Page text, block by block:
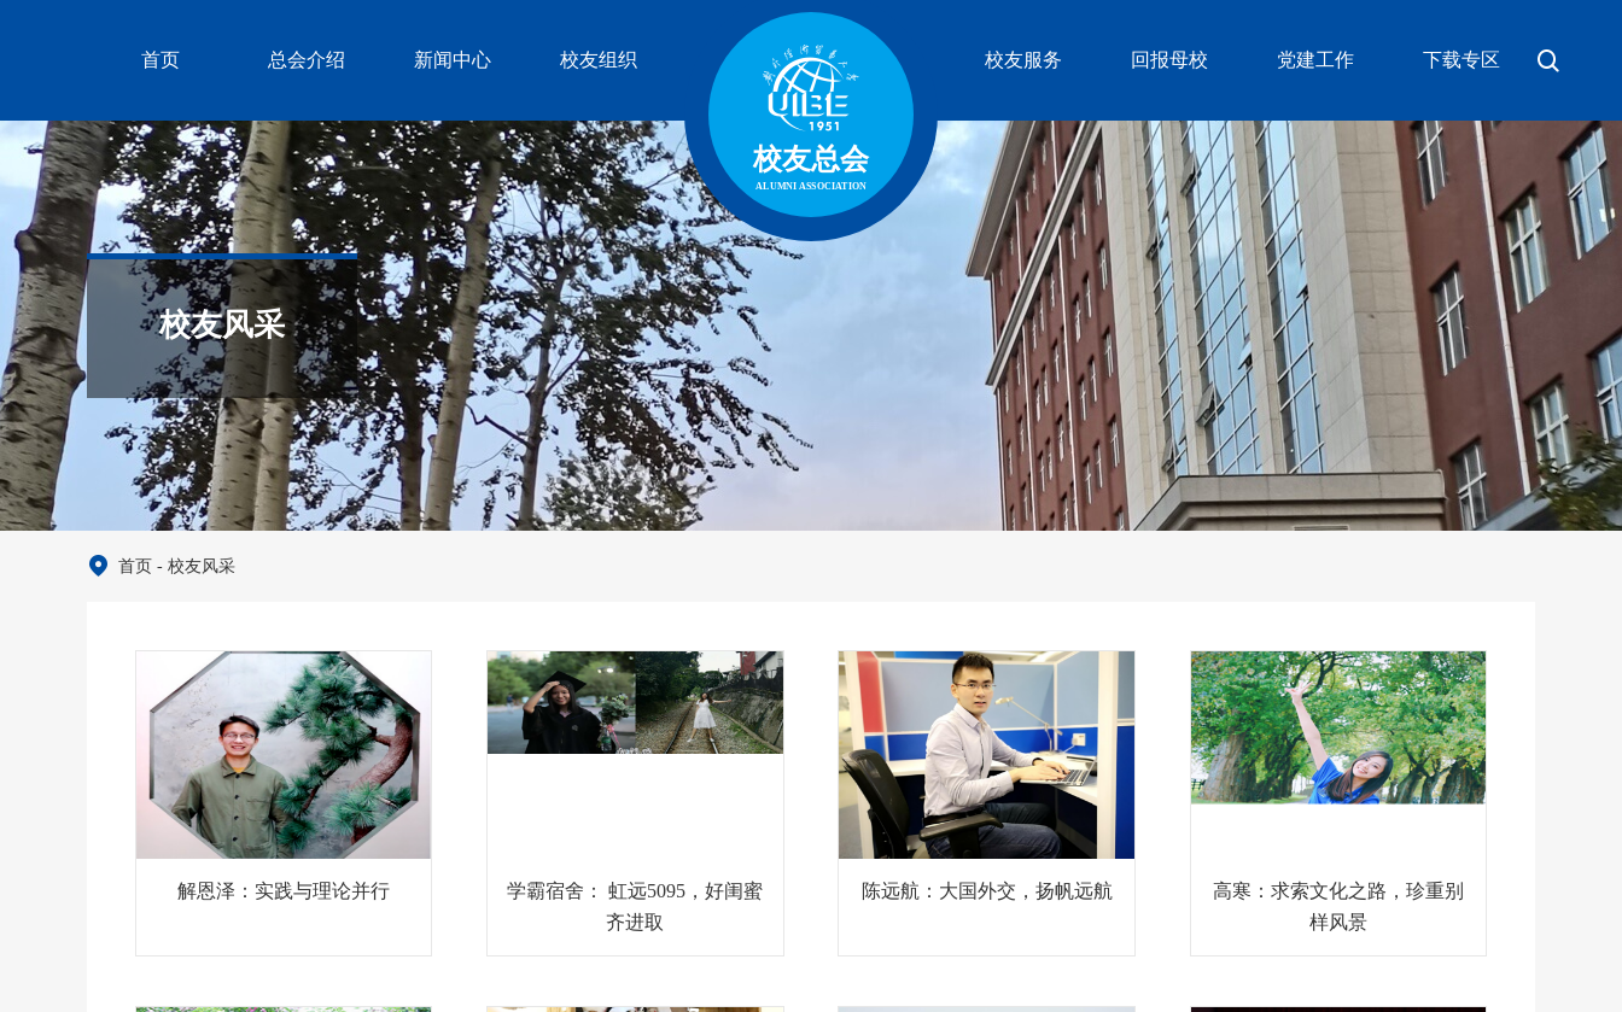
校友总会
ALUMNI ASSOCIATION
首页 总会介绍 新闻中心 校友组织 校友服务 回报母校 党建工作 下载专区
校友风采
首页 - 校友风采
解恩泽：实践与理论并行
学霸宿舍： 虹远5095，好闺蜜
齐进取
陈远航：大国外交，扬帆远航
高寒：求索文化之路，珍重别
样风景